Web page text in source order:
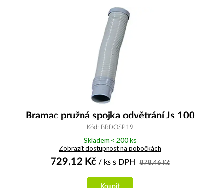
Bramac pružná spojka odvětrání Js 100
Kód: BRDOSP19
Skladem < 200 ks
Zobrazit dostupnost na pobočkách
729,12 Kč/ ks s DPH 878,46Kč
Koupit